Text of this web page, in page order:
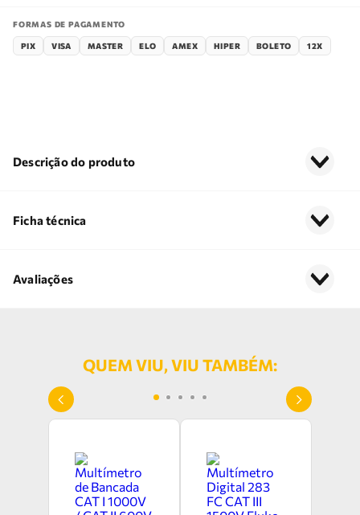
FORMAS DE PAGAMENTO
PIX VISA MASTER ELO AMEX HIPER BOLETO 12X
Descrição do produto
Ficha técnica
Avaliações
QUEM VIU, VIU TAMBÉM: